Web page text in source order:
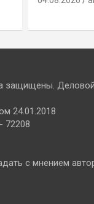
защищены.
24.01.2018
72208
с мнением